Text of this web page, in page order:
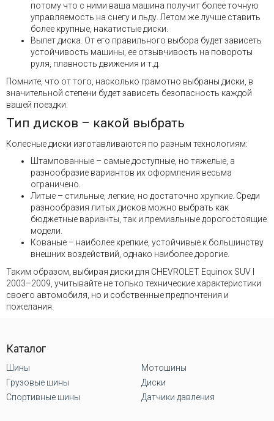
потому что с ними ваша машина получит более точную
управляемость на снегу и льду. Летом же лучше ставить
более крупные, накатистые диски.
Вылет диска. От его правильного выбора будет зависеть
устойчивость машины, ее отзывчивость на повороты
руля, плавность движения и т.д.
Помните, что от того, насколько грамотно выбраны диски, в
значительной степени будет зависеть безопасность каждой
вашей поездки.
Тип дисков – какой выбрать
Колесные диски изготавливаются по разным технологиям:
Штампованные – самые доступные, но тяжелые, а
разнообразие вариантов их оформления весьма
ограничено.
Литые – стильные, легкие, но достаточно хрупкие. Среди
разнообразия литых дисков можно выбрать как
бюджетные варианты, так и премиальные дорогостоящие
модели.
Кованые – наиболее крепкие, устойчивые к большинству
внешних воздействий, однако наиболее дорогие.
Таким образом, выбирая диски для CHEVROLET Equinox SUV I
2003–2009, учитывайте не только технические характеристики
своего автомобиля, но и собственные предпочтения и
пожелания.
Каталог
Шины
Грузовые шины
Спортивные шины
Мотошины
Диски
Датчики давления